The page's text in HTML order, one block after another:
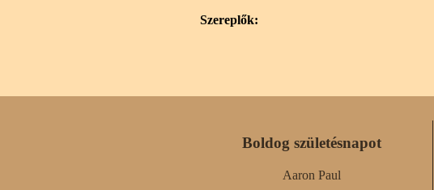
Szereplők:
Boldog születésnapot
Aaron Paul